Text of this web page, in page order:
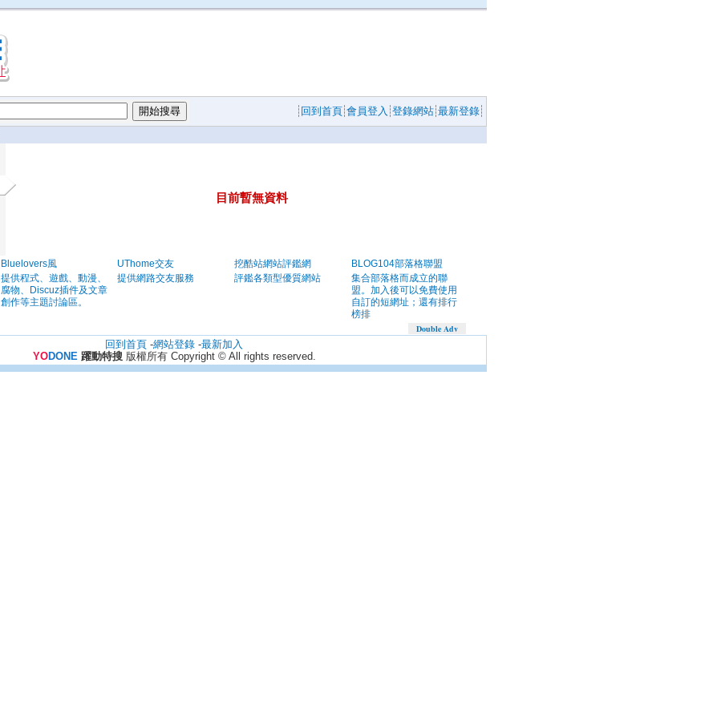
回到首頁 會員登入 登錄網站 最新登錄
目前暫無資料
Bluelovers風
提供程式、遊戲、動漫、
腐物、Discuz插件及文章
創作等主題討論區。
UThome交友
提供網路交友服務
挖酷站網站評鑑網
評鑑各類型優質網站
BLOG104部落格聯盟
集合部落格而成立的聯
盟。加入後可以免費使用
自訂的短網址；還有排行
榜排
Double Adv
回到首頁 -網站登錄 -最新加入
YODONE 躍動特搜版權所有 Copyright © All rights reserved.